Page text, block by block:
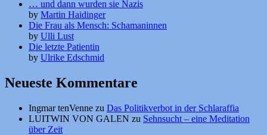
… und dann wurden sie Nazis
by Martin Haidinger
Die Frau als Mensch: Schamaninnen
by Ulli Lust
Die letzte Patientin
by Ulrike Edschmid
Neueste Kommentare
Ingmar tenVenne zu Das Politikverbot in der Schlaraffia
LUITWIN VON GALEN zu Sehnsucht – eine Meditation
über Zeit